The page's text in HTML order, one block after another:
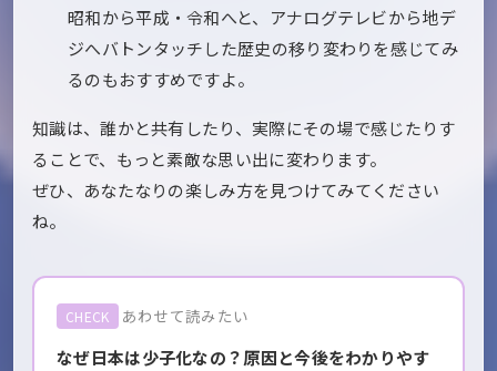
昭和から平成・令和へと、アナログテレビから地デ
ジへバトンタッチした歴史の移り変わりを感じてみ
るのもおすすめですよ。
知識は、誰かと共有したり、実際にその場で感じたりす
ることで、もっと素敵な思い出に変わります。
ぜひ、あなたなりの楽しみ方を見つけてみてください
ね。
CHECK あわせて読みたい
なぜ日本は少子化なの？原因と今後をわかりやす